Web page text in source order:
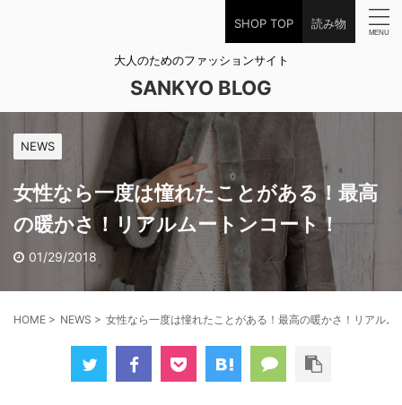
SHOP TOP 読み物
大人のためのファッションサイト
SANKYO BLOG
NEWS
女性なら一度は憧れたことがある！最高
の暖かさ！リアルムートンコート！
01/29/2018
HOME > NEWS > 女性なら一度は憧れたことがある！最高の暖かさ！リアルム